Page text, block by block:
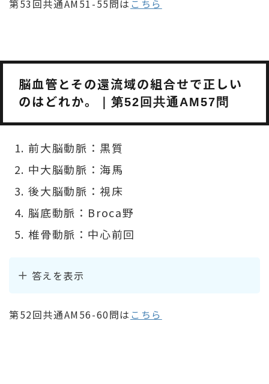
第53回共通AM51-55問は こちら
脳血管とその還流域の組合せで正しい
のはどれか。
｜第52回共通AM57問
前大脳動脈：黒質
中大脳動脈：海馬
後大脳動脈：視床
脳底動脈：Broca野
椎骨動脈：中心前回
答えを表示
第52回共通AM56-60問は こちら